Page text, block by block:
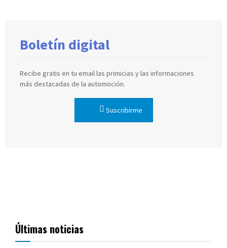
Boletín digital
Recibe gratis en tu email las primicias y las informaciones
más destacadas de la automoción.
Suscribirme
Últimas noticias